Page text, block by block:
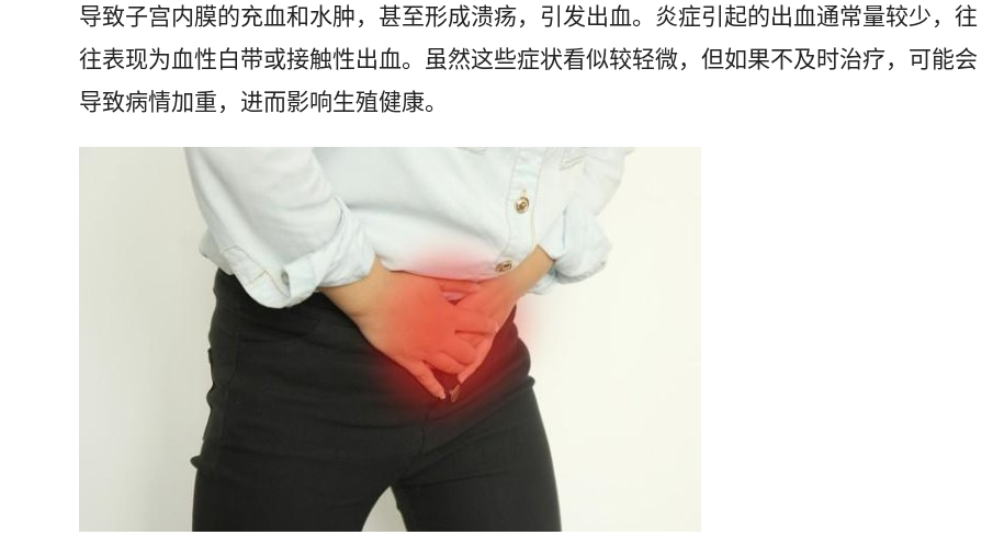
导致子宫内膜的充血和水肿，甚至形成溃疡，引发出血。炎症引起的出血通常量较少，往
往表现为血性白带或接触性出血。虽然这些症状看似较轻微，但如果不及时治疗，可能会
导致病情加重，进而影响生殖健康。